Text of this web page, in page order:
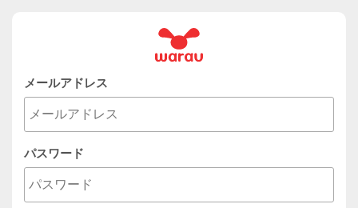
メールアドレス
パスワード